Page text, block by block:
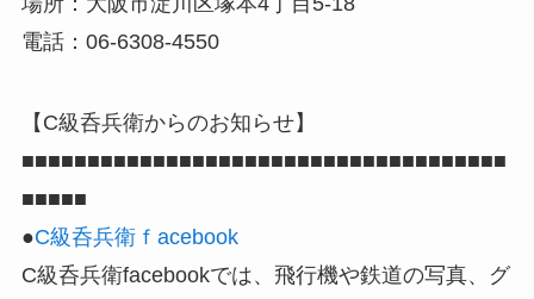
電話：06-6308-4550
【C級呑兵衛からのお知らせ】
■■■■■■■■■■■■■■■■■■■■■■■■■■■■■■■■■■■■■
■■■■■
●C級呑兵衛ｆacebook
C級呑兵衛facebookでは、飛行機や鉄道の写真、グ